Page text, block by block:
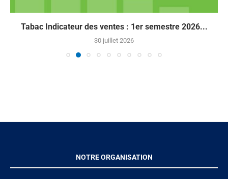
Tabac Indicateur des ventes : 1er semestre 2026...
30 juillet 2026
NOTRE ORGANISATION